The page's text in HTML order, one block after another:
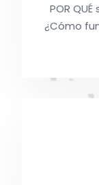
POR
¿Cómo